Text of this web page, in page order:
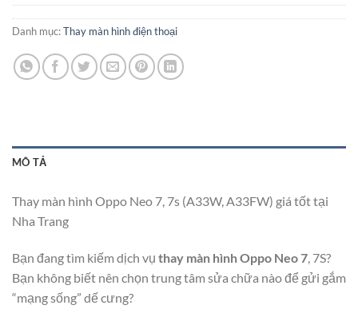
Danh mục:Thay màn hình điện thoại
MÔ TẢ
Thay màn hình Oppo Neo 7, 7s (A33W, A33FW) giá tốt tại
Nha Trang
Bạn đang tìm kiếm dịch vụ thay màn hình Oppo Neo 7, 7S?
Bạn không biết nên chọn trung tâm sửa chữa nào để gửi gắm
“mạng sống” dế cưng?